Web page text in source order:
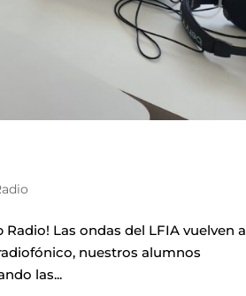
Las ondas del LFIA vuelven a
nuestros alumnos
las...